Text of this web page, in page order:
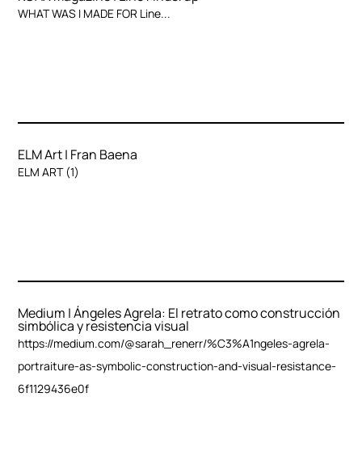
WHAT WAS I MADE FOR Line...
ELM Art | Fran Baena
ELM ART (1)
Medium | Ángeles Agrela: El retrato como construcción
simbólica y resistencia visual
https://medium.com/@sarah_renerr/%C3%A1ngeles-agrela-
portraiture-as-symbolic-construction-and-visual-resistance-
6f1129436e0f